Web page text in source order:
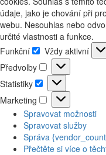
údaje, jako je chování při
webu. Nesouhlas nebo
určité vlastnosti a funkce.
Funkční
Funkční
Vždy aktivní
Předvolby
Předvolby
Statistiky
Statistiky
Marketing
Marketing
Spravovat možnosti
Spravovat služby
Správa
Přečtěte si více o